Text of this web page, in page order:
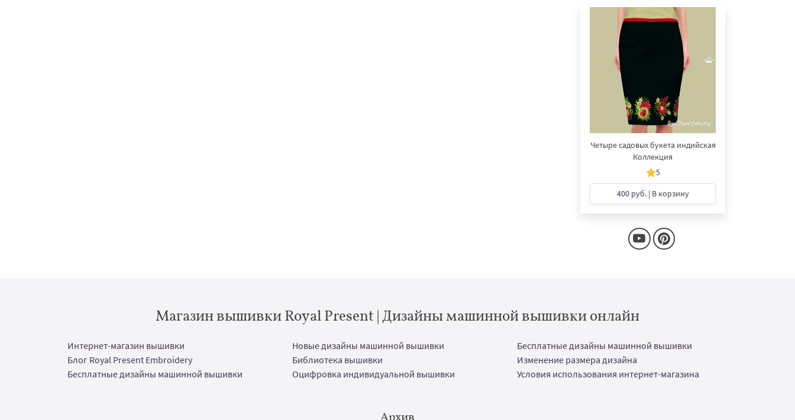
Четыре садовых букета индийская
Коллекция
5
400 руб.| В корзину
Магазин вышивки Royal Present | Дизайны машинной вышивки онлайн
Интернет-магазин вышивки Новые дизайны машинной вышивки
Бесплатные дизайны машинной вышивки
Блог Royal Present Embroidery
Библиотека вышивки
Изменение размера дизайна
Бесплатные дизайны машинной вышивки
Оцифровка индивидуальной вышивки Условия использования интернет-магазина
Архив